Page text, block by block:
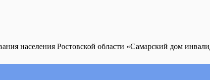
населения Ростовской области «Самарский дом